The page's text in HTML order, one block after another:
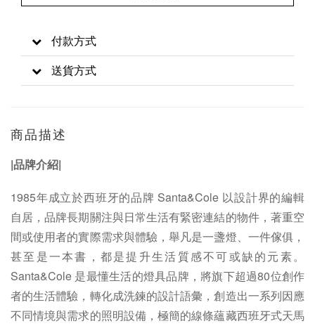
付款方式
送貨方式
商品描述
|品牌介紹|
1985年成立於西班牙的品牌 Santa&Cole 以設計界的編輯
自居，品牌長期關注與日常生活有緊密連結的物件，著重空
間或使用者的實際需求與體驗，舉凡是一盞燈、一件傢俱，
甚至是一本書，都是提升生活質感不可或缺的元素。
Santa&Cole 是最懂生活的燈具品牌，將旗下超過80位創作
者的生活體驗，轉化成洗鍊的設計語彙，創造出一系列因應
不同情境與需求的照明設備，極簡的線條蘊藏西班牙式天馬